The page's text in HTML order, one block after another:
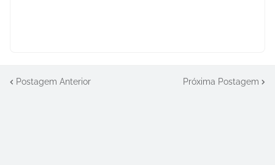
Postagem Anterior Próxima Postagem